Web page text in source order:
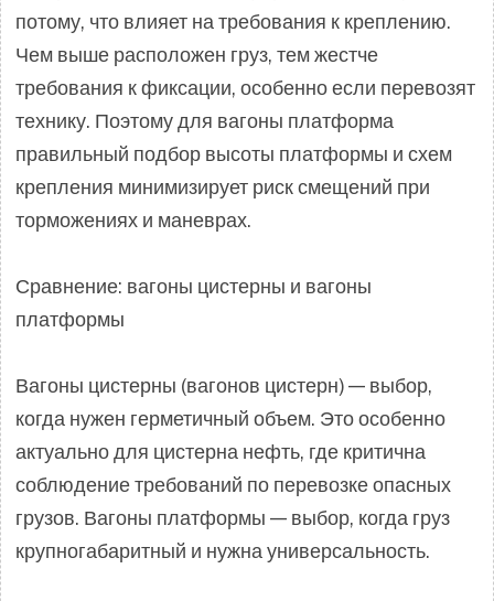
потому, что влияет на требования к креплению.
Чем выше расположен груз, тем жестче
требования к фиксации, особенно если перевозят
технику. Поэтому для вагоны платформа
правильный подбор высоты платформы и схем
крепления минимизирует риск смещений при
торможениях и маневрах.
Сравнение: вагоны цистерны и вагоны
платформы
Вагоны цистерны (вагонов цистерн) — выбор,
когда нужен герметичный объем. Это особенно
актуально для цистерна нефть, где критична
соблюдение требований по перевозке опасных
грузов. Вагоны платформы — выбор, когда груз
крупногабаритный и нужна универсальность.